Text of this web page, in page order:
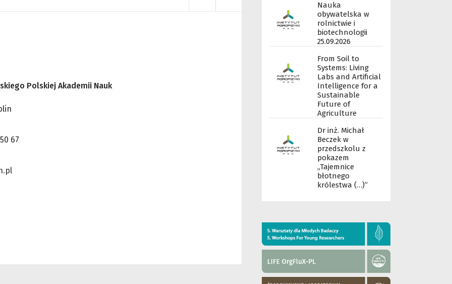
Polskiej Akademii Nauk
67
Nauka
obywatelska w
rolnictwie i
biotechnologii
25.09.2026
From Soil to
Systems: Living
Labs and Artificial
Intelligence for a
Sustainable
Future of
Agriculture
Dr inż. Michał
Beczek w
przedszkolu z
pokazem
„Tajemnice
błotnego
królestwa (…)”